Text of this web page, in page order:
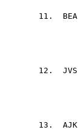
11. BEA
12. JVS
13. AJK